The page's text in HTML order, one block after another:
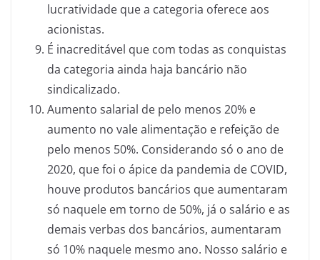
lucratividade que a categoria oferece aos
acionistas.
É inacreditável que com todas as conquistas
da categoria ainda haja bancário não
sindicalizado.
Aumento salarial de pelo menos 20% e
aumento no vale alimentação e refeição de
pelo menos 50%. Considerando só o ano de
2020, que foi o ápice da pandemia de COVID,
houve produtos bancários que aumentaram
só naquele em torno de 50%, já o salário e as
demais verbas dos bancários, aumentaram
só 10% naquele mesmo ano. Nosso salário e